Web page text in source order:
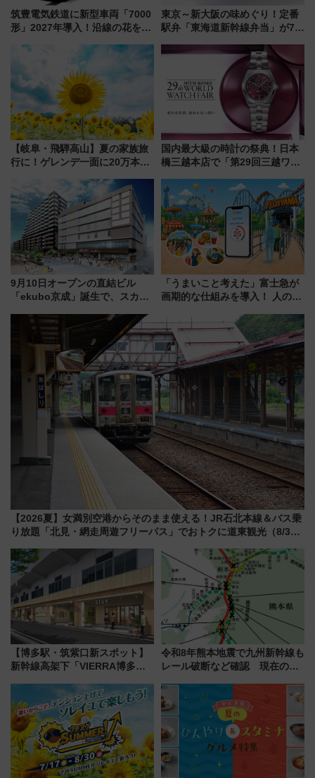
筑豊電気鉄道に新型車両「7000
形」2027年導入！沿線の花をイ
内は落ち着いたゆとりある空間
東京～新大阪の味めぐり！定番
駅弁「東海道新幹線弁当」が7月
【岐阜・飛騨高山】夏の家族旅
行に！ゲレンデ一面に20万本の
アひまわり園」開園
国内最大級の時計の祭典！日本
橋三越本店で「第29回三越ワー
【2026年8月5日～25日】
9月10日オープンの直結ビル
「ekubo京成」誕生で、スカイ
新鎌ヶ谷はどう変わる？ 全テナ
ント情報も公開！
「うまいこと考えた」富士急が
画期的な仕組みを導入！ 人のか
ん」始動
【2026夏】女満別空港からそのまま使える！JR石北本線＆バス乗
り放題「北見・網走周遊フリーパス」でおトクに道東観光（8/3発
【博多駅・筑紫口新スポット】
新幹線高架下「VIERRA博多テ
など注目の全6店舗 「博多活憩
通り」も一新
令和8年熊本地震で九州新幹線も
レール破断など確認 現在の運
響